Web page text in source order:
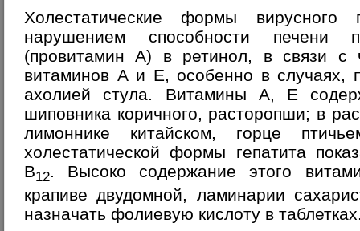
Холестатические формы вирусного
нарушением способности печени
(провитамин А) в ретинол, в связи с
витаминов А и Е, особенно в случаях,
ахолией стула. Витамины А, Е
шиповника коричного, расторопши; в
лимоннике китайском, горце
холестатической формы гепатита
В12. Высоко содержание этого
крапиве двудомной, ламинарии
назначать фолиевую кислоту в